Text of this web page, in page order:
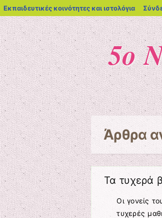
Εκπαιδευτικές κοινότητες και ιστολόγια
5ο
Μενού
Μετάβαση στο
Άρθρα
Τα τυχερά
Οι γονείς
τυχερές